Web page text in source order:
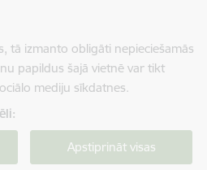
tā izmanto obligāti nepieciešamās
papildus šajā vietnē var tikt
mediju sīkdatnes.
Apstiprināt visas